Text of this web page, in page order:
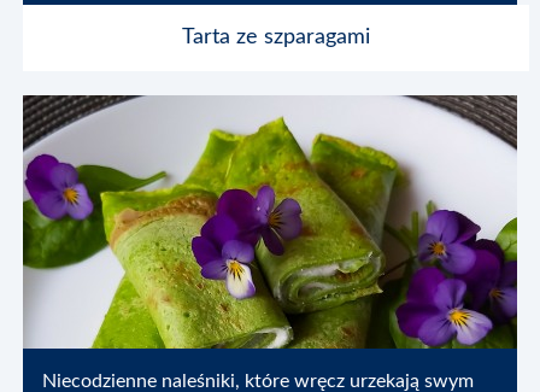
Tarta ze szparagami
Niecodzienne naleśniki, które wręcz urzekają swym